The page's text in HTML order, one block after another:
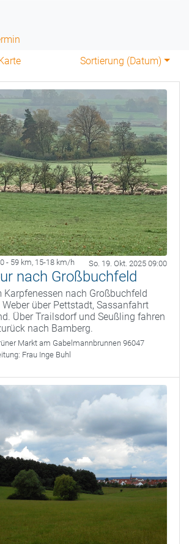
Sortierung (Datum)
- 59 km, 15-18 km/h So. 19. Okt. 2025 09:00
nach Großbuchfeld
Karpfenessen nach Großbuchfeld
über Pettstadt, Sassanfahrt
Über Trailsdorf und Seußling fahren
nach Bamberg.
Markt am Gabelmannbrunnen 96047
Frau Inge Buhl